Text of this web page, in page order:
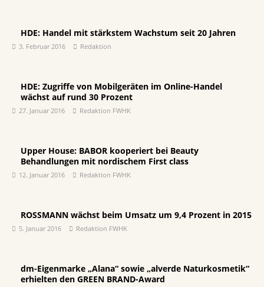
HDE: Handel mit stärkstem Wachstum seit 20 Jahren
3. Februar 2016 Redaktion
HDE: Zugriffe von Mobilgeräten im Online-Handel
wächst auf rund 30 Prozent
27. Januar 2016 Redaktion FWHK
Upper House: BABOR kooperiert bei Beauty
Behandlungen mit nordischem First class
12. Januar 2016 Redaktion FWHK
ROSSMANN wächst beim Umsatz um 9,4 Prozent in 2015
5. Januar 2016 Redaktion FWHK
dm-Eigenmarke „Alana“ sowie „alverde Naturkosmetik“
erhielten den GREEN BRAND-Award